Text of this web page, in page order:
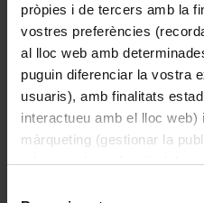
pròpies i de tercers amb la
vostres preferències
al lloc web amb
puguin diferenciar la vostra
usuaris), amb finalitats
interactueu amb el lloc web)
màrqueting (gestionar la
adequant-la en funció dels
Simposio internacional
en un mundo en
Docència i Recerca
Actes
Fine Arts